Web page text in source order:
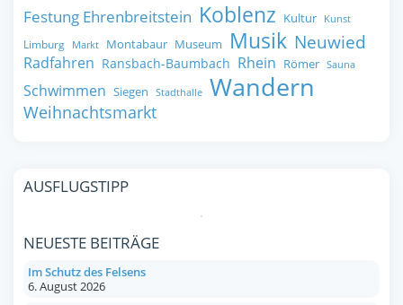
Festung Ehrenbreitstein Koblenz Kultur Kunst
Limburg Markt Montabaur Museum Musik Neuwied
Radfahren Ransbach-Baumbach Rhein Römer Sauna
Schwimmen Siegen Stadthalle Wandern
Weihnachtsmarkt
AUSFLUGSTIPP
NEUESTE BEITRÄGE
Im Schutz des Felsens
6. August 2026